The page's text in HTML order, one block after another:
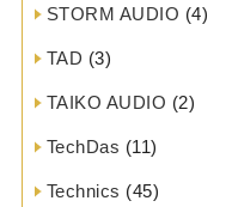
STORM AUDIO (4)
TAD (3)
TAIKO AUDIO (2)
TechDas (11)
Technics (45)